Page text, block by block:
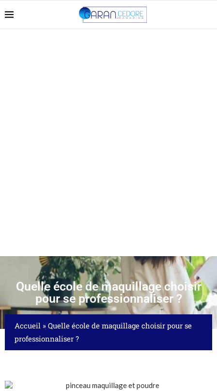
Quelle école de maquillage choisir
pour se professionnaliser ?
Accueil » Quelle école de maquillage choisir pour se
professionnaliser ?